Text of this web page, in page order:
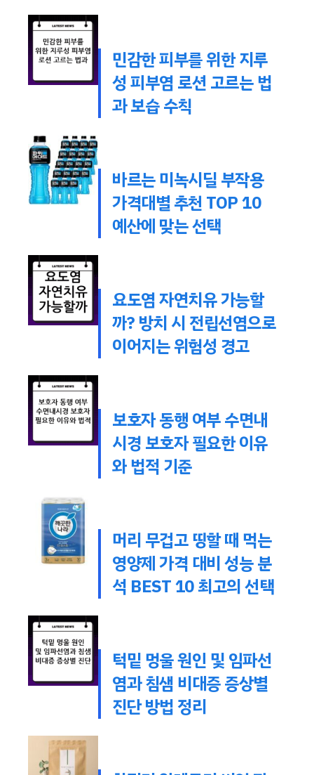
민감한 피부를 위한 지루
성 피부염 로션 고르는 법
과 보습 수칙
바르는 미녹시딜 부작용
가격대별 추천 TOP 10
예산에 맞는 선택
요도염 자연치유 가능할
까? 방치 시 전립선염으로
이어지는 위험성 경고
보호자 동행 여부 수면내
시경 보호자 필요한 이유
와 법적 기준
머리 무겁고 띵할 때 먹는
영양제 가격 대비 성능 분
석 BEST 10 최고의 선택
턱밑 멍울 원인 및 임파선
염과 침샘 비대증 증상별
진단 방법 정리